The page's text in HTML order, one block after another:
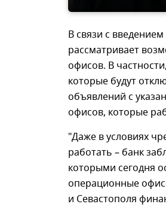
В связи с
рассматривает
офисов. В
которые будут
объявлений с
офисов, которые
"Даже в условиях
работать – банк
которыми сегодня
операционные
и Севастополя